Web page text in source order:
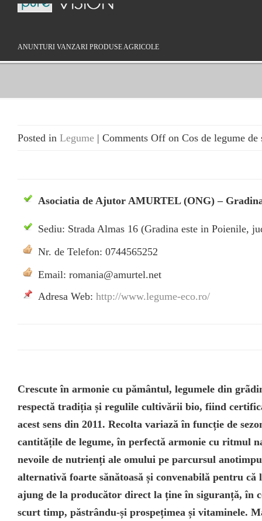
ANUNTURI VANZARI PRODUSE AGRICOLE
Posted in Legume | Comments Off on Cos de legume
Asociatia de Ajutor AMURTEL (ONG) –
Sediu: Strada Almas 16 (Gradina este in Poienile,
Nr. de Telefon: 0744565252
Email: romania@amurtel.net
Adresa Web: http://www.legume-eco.ro/
Crescute în armonie cu pământul, legumele din
respectă tradiția și regulile cultivării bio, fiind
acest sens din 2011. Recolta variază în funcție de
cantitățile de legume, în perfectă armonie cu ritmul
nevoile de nutrienți ale omului pe parcursul
alternativă foarte sănătoasă și convenabilă pentru că
ajung de la producător direct la ține în siguranță, în
scurt timp, păstrându-și prospețimea și vitaminele.